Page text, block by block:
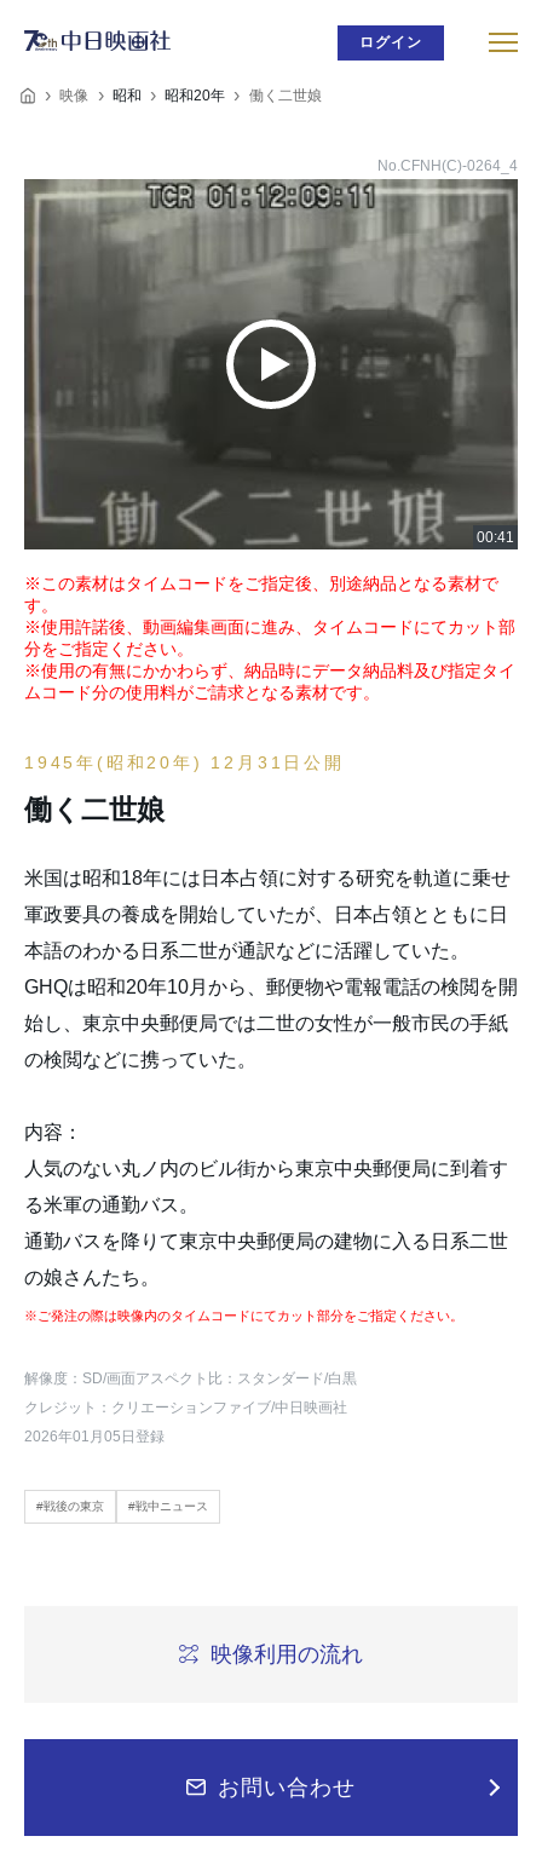
ログイン
映像 昭和 昭和20年 働く二世娘
No.CFNH(C)-0264_4
※この素材はタイムコードをご指定後、別途納品となる素材で
す。
※使用許諾後、動画編集画面に進み、タイムコードにてカット部
分をご指定ください。
※使用の有無にかかわらず、納品時にデータ納品料及び指定タイ
ムコード分の使用料がご請求となる素材です。
1945年(昭和20年) 12月31日公開
働く二世娘
米国は昭和18年には日本占領に対する研究を軌道に乗せ
軍政要具の養成を開始していたが、日本占領とともに日
本語のわかる日系二世が通訳などに活躍していた。
GHQは昭和20年10月から、郵便物や電報電話の検閲を開
始し、東京中央郵便局では二世の女性が一般市民の手紙
の検閲などに携っていた。
内容：
人気のない丸ノ内のビル街から東京中央郵便局に到着す
る米軍の通勤バス。
通勤バスを降りて東京中央郵便局の建物に入る日系二世
の娘さんたち。
※ご発注の際は映像内のタイムコードにてカット部分をご指定ください。
解像度：SD/画面アスペクト比：スタンダード/白黒
クレジット：クリエーションファイブ/中日映画社
2026年01月05日登録
#戦後の東京 #戦中ニュース
映像利用の流れ
お問い合わせ